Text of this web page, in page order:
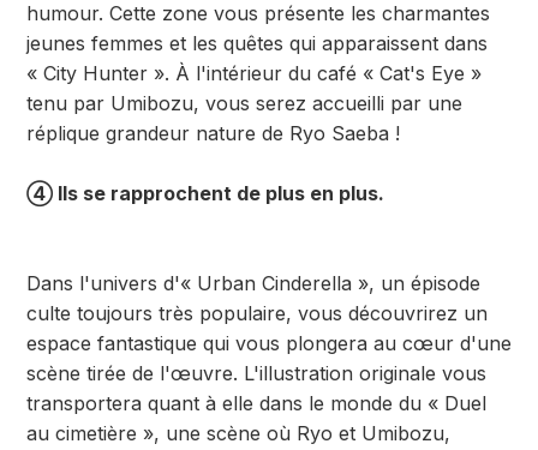
humour. Cette zone vous présente les charmantes
jeunes femmes et les quêtes qui apparaissent dans
« City Hunter ». À l'intérieur du café « Cat's Eye »
tenu par Umibozu, vous serez accueilli par une
réplique grandeur nature de Ryo Saeba !
④ Ils se rapprochent de plus en plus.
Dans l'univers d'« Urban Cinderella », un épisode
culte toujours très populaire, vous découvrirez un
espace fantastique qui vous plongera au cœur d'une
scène tirée de l'œuvre. L'illustration originale vous
transportera quant à elle dans le monde du « Duel
au cimetière », une scène où Ryo et Umibozu,